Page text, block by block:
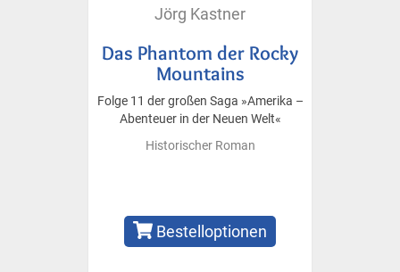
Jörg Kastner
Das Phantom der Rocky
Mountains
Folge 11 der großen Saga »Amerika –
Abenteuer in der Neuen Welt«
Historischer Roman
Bestelloptionen